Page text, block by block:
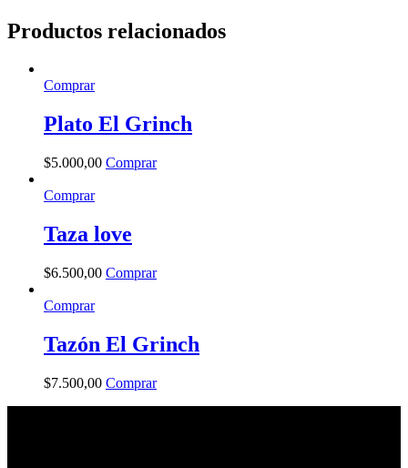
Productos relacionados
Comprar
Plato El Grinch
$5.000,00 Comprar
Comprar
Taza love
$6.500,00 Comprar
Comprar
Tazón El Grinch
$7.500,00 Comprar